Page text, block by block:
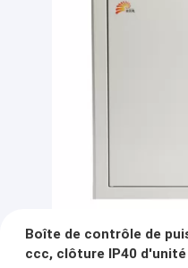
Boîte de contrôle de
ccc, clôture IP40